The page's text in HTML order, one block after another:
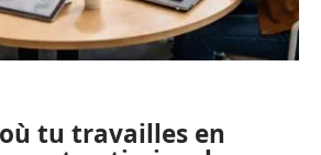
tu travailles en